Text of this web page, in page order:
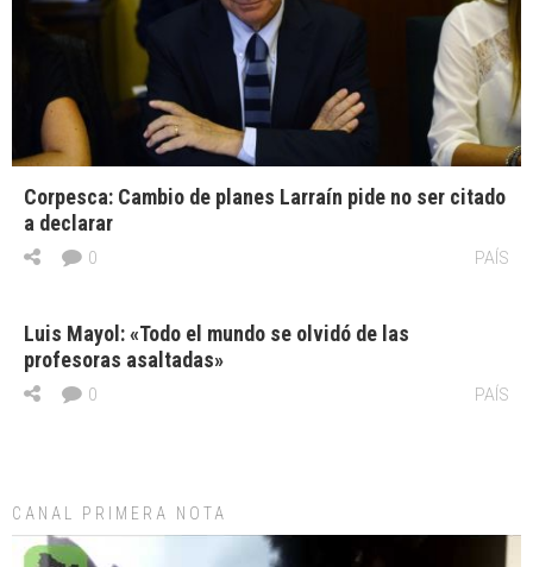
Corpesca: Cambio de planes Larraín pide no ser citado
a declarar
PAÍS
0
Luis Mayol: «Todo el mundo se olvidó de las
profesoras asaltadas»
PAÍS
0
CANAL PRIMERA NOTA